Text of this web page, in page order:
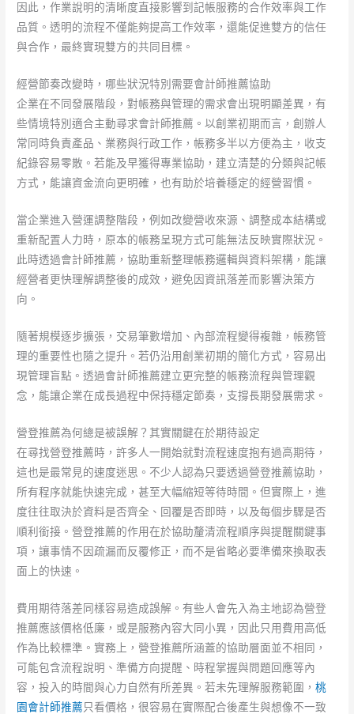
因此，作業說明的清晰度直接影響到記帳服務的合作效率與工作
品質。透明的流程不僅能夠提高工作效率，還能促進雙方的信任
與合作，最終實現雙方的共同目標。
經營節奏改變時，哪些狀況特別需要會計師推薦協助
企業在不同發展階段，對帳務與管理的需求會出現明顯差異，有
些情境特別適合主動尋求會計師推薦。以創業初期而言，創辦人
常同時負責產品、業務與行政工作，帳務多半以方便為主，收支
紀錄容易零散。若能及早獲得專業協助，建立清楚的分類與記帳
方式，能讓資金流向更明確，也有助於培養穩定的經營習慣。
當企業進入營運調整階段，例如改變營收來源、調整成本結構或
重新配置人力時，原本的帳務呈現方式可能無法反映實際狀況。
此時透過會計師推薦，協助重新整理帳務邏輯與資料架構，能讓
經營者更快理解調整後的成效，避免因資訊落差而影響決策方
向。
隨著規模逐步擴張，交易筆數增加、內部流程變得複雜，帳務管
理的重要性也隨之提升。若仍沿用創業初期的簡化方式，容易出
現管理盲點。透過會計師推薦建立更完整的帳務流程與管理觀
念，能讓企業在成長過程中保持穩定節奏，支撐長期發展需求。
營登推薦為何總是被誤解？其實關鍵在於期待設定
在尋找營登推薦時，許多人一開始就對流程速度抱有過高期待，
這也是最常見的速度迷思。不少人認為只要透過營登推薦協助，
所有程序就能快速完成，甚至大幅縮短等待時間。但實際上，進
度往往取決於資料是否齊全、回覆是否即時，以及每個步驟是否
順利銜接。營登推薦的作用在於協助釐清流程順序與提醒關鍵事
項，讓事情不因疏漏而反覆修正，而不是省略必要準備來換取表
面上的快速。
費用期待落差同樣容易造成誤解。有些人會先入為主地認為營登
推薦應該價格低廉，或是服務內容大同小異，因此只用費用高低
作為比較標準。實務上，營登推薦所涵蓋的協助層面並不相同，
可能包含流程說明、準備方向提醒、時程掌握與問題回應等內
容，投入的時間與心力自然有所差異。若未先理解服務範圍，桃
園會計師推薦只看價格，很容易在實際配合後產生與想像不一致